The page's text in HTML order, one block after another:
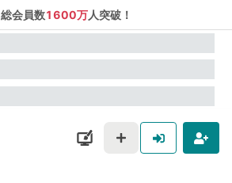
総会員数1600万人突破！